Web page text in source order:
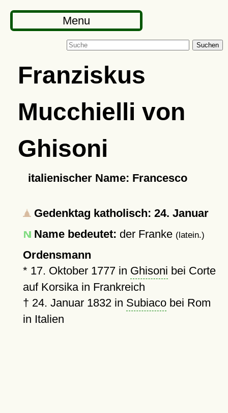
Menu
Suchen
Franziskus
Mucchielli von
Ghisoni
italienischer Name: Francesco
Gedenktag katholisch: 24. Januar
Name bedeutet: der Franke (latein.)
Ordensmann
* 17. Oktober 1777in Ghisoni bei Corte
auf Korsika in Frankreich
† 24. Januar 1832in Subiacobei Rom
in Italien